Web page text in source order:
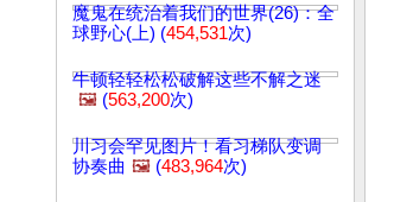
魔鬼在统治着我们的世界(26)：全
球野心(上) (454,531次)
牛顿轻轻松松破解这些不解之迷
🖼️ (563,200次)
川习会罕见图片！看习梯队变调
协奏曲 🖼️ (483,964次)